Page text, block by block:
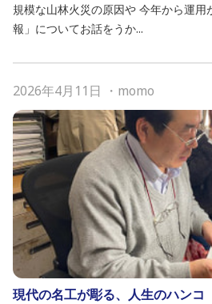
規模な山林火災の原因や 今年から運
報」についてお話をうか...
2026年4月11日 ・ momo
現代の名工が彫る、人生のハンコ